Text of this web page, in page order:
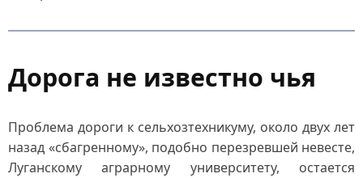
Дорога не известно чья
Проблема дороги к сельхозтехникуму, около двух лет
назад «сбагренному», подобно перезревшей невесте,
Луганскому аграрному университету, остается